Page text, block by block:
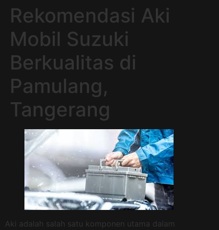
Rekomendasi Aki
Mobil Suzuki
Berkualitas di
Pamulang,
Tangerang
Aki adalah salah satu komponen utama dalam